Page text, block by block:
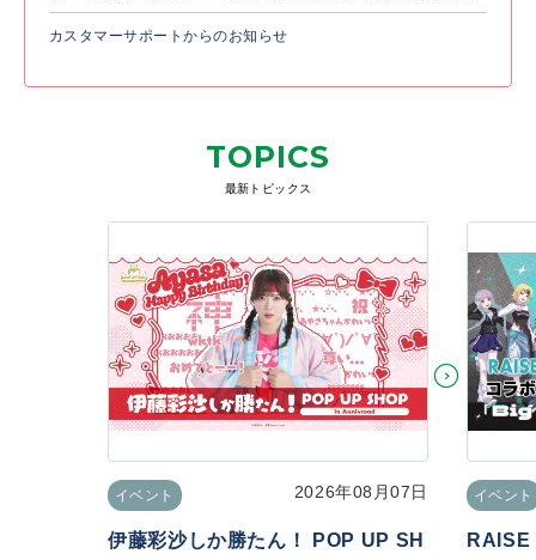
せ
カスタマーサポートからのお知らせ
TOPICS
最新トピックス
イベント 2026年08月07日
伊藤彩沙しか勝たん！ POP UP SH
イベント
RAISE